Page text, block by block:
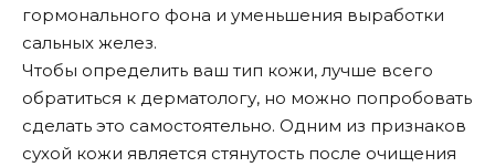
гормонального фона и уменьшения выработки
сальных желез.
Чтобы определить ваш тип кожи, лучше всего
обратиться к дерматологу, но можно попробовать
сделать это самостоятельно. Одним из признаков
сухой кожи является стянутость после очищения